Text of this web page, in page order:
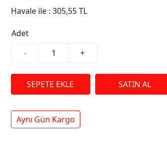
Havale ile : 305,55 TL
Adet
-
+
Aynı Gün Kargo